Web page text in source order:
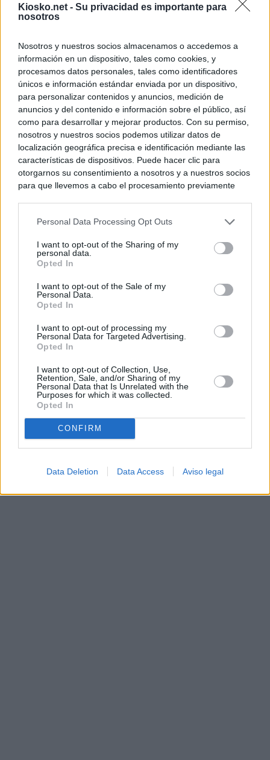
Kiosko.net - Su privacidad es importante para
nosotros
Nosotros y nuestros socios almacenamos o accedemos a
información en un dispositivo, tales como cookies, y
procesamos datos personales, tales como identificadores
únicos e información estándar enviada por un dispositivo,
para personalizar contenidos y anuncios, medición de
anuncios y del contenido e información sobre el público, así
como para desarrollar y mejorar productos. Con su permiso,
nosotros y nuestros socios podemos utilizar datos de
localización geográfica precisa e identificación mediante las
características de dispositivos. Puede hacer clic para
otorgarnos su consentimiento a nosotros y a nuestros socios
para que llevemos a cabo el procesamiento previamente
negar su consentimiento. Tenga en cuenta que algún
de su consentimiento, pero usted tiene el derecho de
rechazar tal procesamiento. Sus preferencias se aplicarán
cualquier momento entrando de nuevo en este sitio web o
visitando nuestra política de privacidad.
Personal Data Processing Opt Outs
I want to opt-out of the Sharing of my
personal data.
Opted In
I want to opt-out of the Sale of my
Personal Data.
Opted In
I want to opt-out of processing my
Personal Data for Targeted Advertising.
Opted In
I want to opt-out of Collection, Use,
Retention, Sale, and/or Sharing of my
Personal Data that Is Unrelated with the
Purposes for which it was collected.
Opted In
CONFIRM
Data Deletion Data Access Aviso legal